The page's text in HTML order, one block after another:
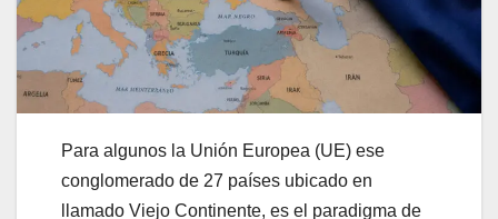
Para algunos la Unión Europea (UE) ese
conglomerado de 27 países ubicado en
llamado Viejo Continente, es el paradigma de